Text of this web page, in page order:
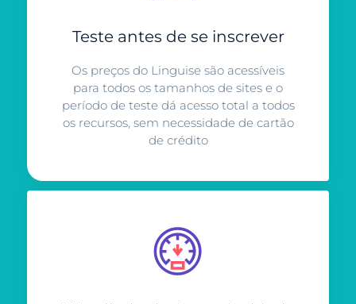
Teste antes de se inscrever
Os preços do Linguise são acessíveis
para todos os tamanhos de sites e o
período de teste dá acesso total a todos
os recursos, sem necessidade de cartão
de crédito